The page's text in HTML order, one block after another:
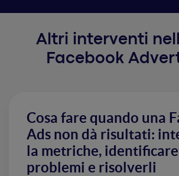
Altri interventi
Facebook
Cosa fare quando una
Ads non dà risultati:
la metriche,
problemi e risolverli